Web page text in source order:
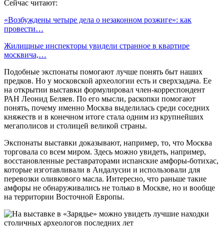
Сейчас читают:
«Возбуждены четыре дела о незаконном розжиге»: как
провести…
Жилищные инспекторы увидели странное в квартире
москвича,…
Подобные экспонаты помогают лучше понять быт наших
предков. Но у московской археологии есть и сверхзадача. Ее
на открытии выставки формулировал член-корреспондент
РАН Леонид Беляев. По его мысли, раскопки помогают
понять, почему именно Москва выделилась среди соседних
княжеств и в конечном итоге стала одним из крупнейших
мегаполисов и столицей великой страны.
Экспонаты выставки доказывают, например, то, что Москва
торговала со всем миром. Здесь можно увидеть, например,
восстановленные реставраторами испанские амфоры-ботихас,
которые изготавливали в Андалусии и использовали для
перевозки оливкового масла. Интересно, что раньше такие
амфоры не обнаруживались не только в Москве, но и вообще
на территории Восточной Европы.